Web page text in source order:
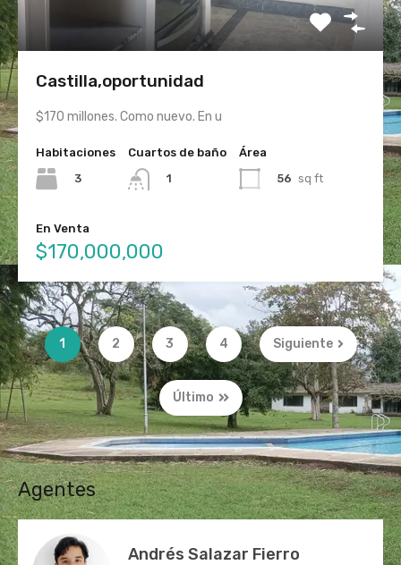
Castilla,oportunidad
$170 millones. Como nuevo. En u
Habitaciones
3
Cuartos de baño
1
Área
56 sq ft
En Venta
$170,000,000
1 2 3 4 Siguiente
Último
Agentes
Andrés Salazar Fierro